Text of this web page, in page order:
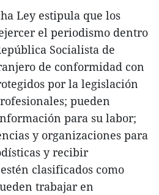
Ley estipula que los
el periodismo dentro
Socialista de
de conformidad con
por la legislación
pueden
para su labor;
y organizaciones para
y recibir
clasificados como
trabajar en